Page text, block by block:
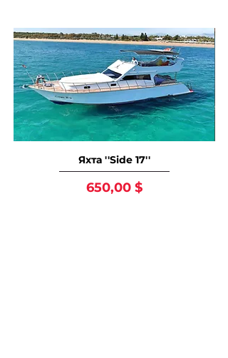
Яхта ''Side 17''
Цена
650,00 $